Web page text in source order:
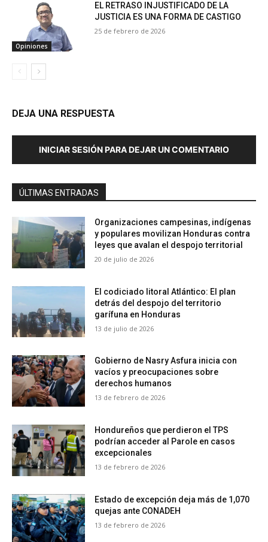
Opiniones
EL RETRASO INJUSTIFICADO DE LA
JUSTICIA ES UNA FORMA DE CASTIGO
25 de febrero de 2026
DEJA UNA RESPUESTA
INICIAR SESIÓN PARA DEJAR UN COMENTARIO
ÚLTIMAS ENTRADAS
Organizaciones campesinas, indígenas
y populares movilizan Honduras contra
leyes que avalan el despojo territorial
20 de julio de 2026
El codiciado litoral Atlántico: El plan
detrás del despojo del territorio
garífuna en Honduras
13 de julio de 2026
Gobierno de Nasry Asfura inicia con
vacíos y preocupaciones sobre
derechos humanos
13 de febrero de 2026
Hondureños que perdieron el TPS
podrían acceder al Parole en casos
excepcionales
13 de febrero de 2026
Estado de excepción deja más de 1,070
quejas ante CONADEH
13 de febrero de 2026